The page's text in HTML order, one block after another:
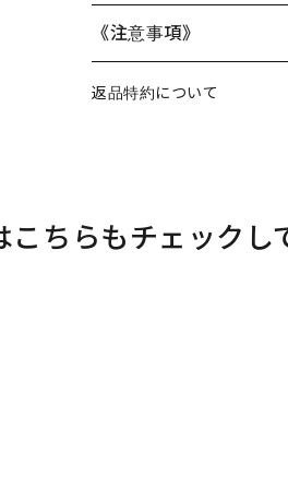
《注意事項》
返品特約について
こちらもチェックし